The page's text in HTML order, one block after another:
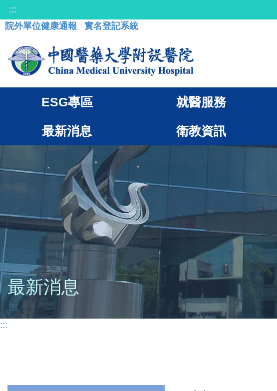
:::
院外單位健康通報
實名登記系統
ESG專區 就醫服務
最新消息 衛教資訊
最新消息
:::